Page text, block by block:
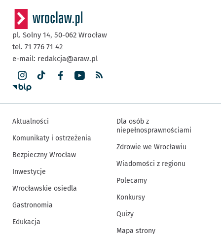
pl. Solny 14, 50-062 Wrocław
tel. 71 776 71 42
e-mail: redakcja@araw.pl
Aktualności
Komunikaty i ostrzeżenia
Bezpieczny Wrocław
Inwestycje
Wrocławskie osiedla
Gastronomia
Edukacja
Dla osób z
niepełnosprawnościami
Zdrowie we Wrocławiu
Wiadomości z regionu
Polecamy
Konkursy
Quizy
Mapa strony